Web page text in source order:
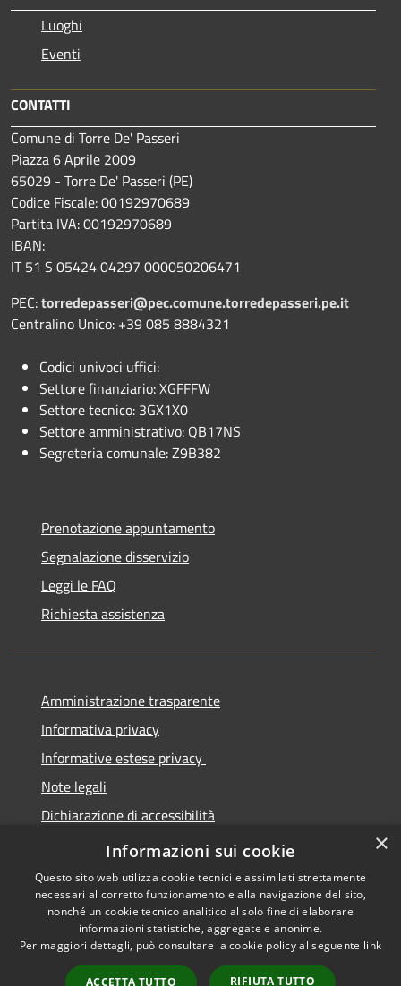
Luoghi
Eventi
CONTATTI
Comune di Torre De' Passeri
Piazza 6 Aprile 2009
65029 - Torre De' Passeri (PE)
Codice Fiscale: 00192970689
Partita IVA: 00192970689
IBAN:
IT 51 S 05424 04297 000050206471
PEC:torredepasseri@pec.comune.torredepasseri.pe.it
Centralino Unico: +39 085 8884321
Codici univoci uffici:
Settore finanziario: XGFFFW
Settore tecnico: 3GX1X0
Settore amministrativo: QB17NS
Segreteria comunale: Z9B382
Prenotazione appuntamento
Segnalazione disservizio
Leggi le FAQ
Richiesta assistenza
Amministrazione trasparente
Informativa privacy
Informative estese privacy
Note legali
Dichiarazione di accessibilità
Obbiettivi di Accessibilità
Accessibilità
Copyright © 2026 • Comune di
Torre De' Passeri • Powered by
Municipium• Accesso
×
Informazioni sui cookie
Questo sito web utilizza cookie tecnici e assimilati strettamente
necessari al corretto funzionamento e alla navigazione del sito,
nonché un cookie tecnico analitico al solo fine di elaborare
informazioni statistiche, aggregate e anonime.
Per maggiori dettagli, può consultare la cookie policy al seguente link
ACCETTA TUTTO RIFIUTA TUTTO